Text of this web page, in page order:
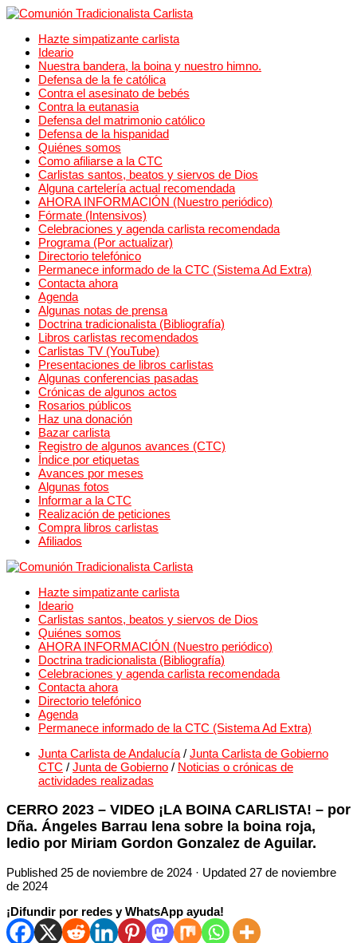
Hazte simpatizante carlista
Ideario
Nuestra bandera, la boina y nuestro himno.
Defensa de la fe católica
Contra el asesinato de bebés
Contra la eutanasia
Defensa del matrimonio católico
Defensa de la hispanidad
Quiénes somos
Como afiliarse a la CTC
Carlistas santos, beatos y siervos de Dios
Alguna cartelería actual recomendada
AHORA INFORMACIÓN (Nuestro periódico)
Fórmate (Intensivos)
Celebraciones y agenda carlista recomendada
Programa (Por actualizar)
Directorio telefónico
Permanece informado de la CTC (Sistema Ad Extra)
Contacta ahora
Agenda
Algunas notas de prensa
Doctrina tradicionalista (Bibliografía)
Libros carlistas recomendados
Carlistas TV (YouTube)
Presentaciones de libros carlistas
Algunas conferencias pasadas
Crónicas de algunos actos
Rosarios públicos
Haz una donación
Bazar carlista
Registro de algunos avances (CTC)
Índice por etiquetas
Avances por meses
Algunas fotos
Informar a la CTC
Realización de peticiones
Compra libros carlistas
Afiliados
Hazte simpatizante carlista
Ideario
Carlistas santos, beatos y siervos de Dios
Quiénes somos
AHORA INFORMACIÓN (Nuestro periódico)
Doctrina tradicionalista (Bibliografía)
Celebraciones y agenda carlista recomendada
Contacta ahora
Directorio telefónico
Agenda
Permanece informado de la CTC (Sistema Ad Extra)
Junta Carlista de Andalucía / Junta Carlista de Gobierno
CTC / Junta de Gobierno / Noticias o crónicas de
actividades realizadas
CERRO 2023 – VIDEO ¡LA BOINA CARLISTA! – por
Dña. Ángeles Barrau lena sobre la boina roja,
ledio por Miriam Gordon Gonzalez de Aguilar.
Published 25 de noviembre de 2024 · Updated 27 de noviembre
de 2024
¡Difundir por redes y WhatsApp ayuda!